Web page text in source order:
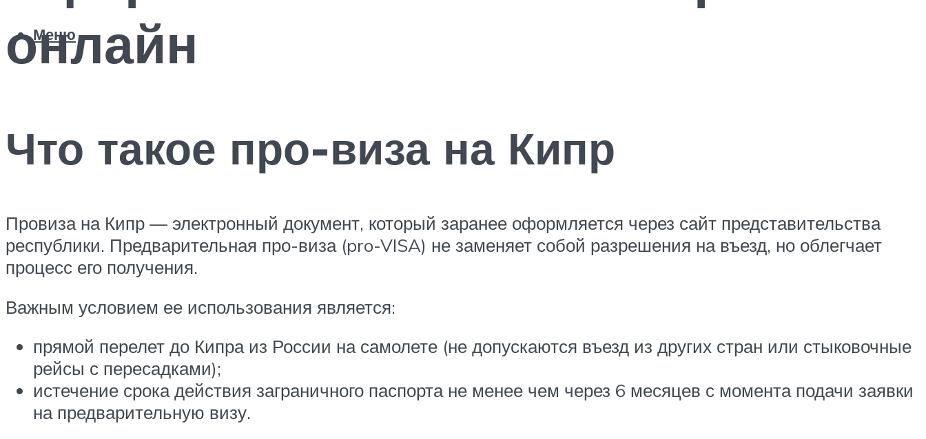
Меню
онлайн
Что такое про-виза на Кипр
Провиза на Кипр — электронный документ, который заранее оформляется через сайт представительства
республики. Предварительная про-виза (pro-VISA) не заменяет собой разрешения на въезд, но облегчает
процесс его получения.
Важным условием ее использования является:
прямой перелет до Кипра из России на самолете (не допускаются въезд из других стран или стыковочные
рейсы с пересадками);
истечение срока действия заграничного паспорта не менее чем через 6 месяцев с момента подачи заявки
на предварительную визу.